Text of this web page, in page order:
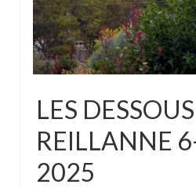
LES
REILLANNE
2025